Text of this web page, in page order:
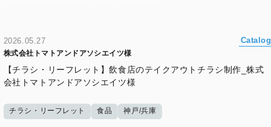
2026.05.27 Catalog
株式会社トマトアンドアソシエイツ様
【チラシ・リーフレット】飲食店のテイクアウトチラシ制作_株式
会社トマトアンドアソシエイツ様
チラシ・リーフレット 食品 神戸/兵庫